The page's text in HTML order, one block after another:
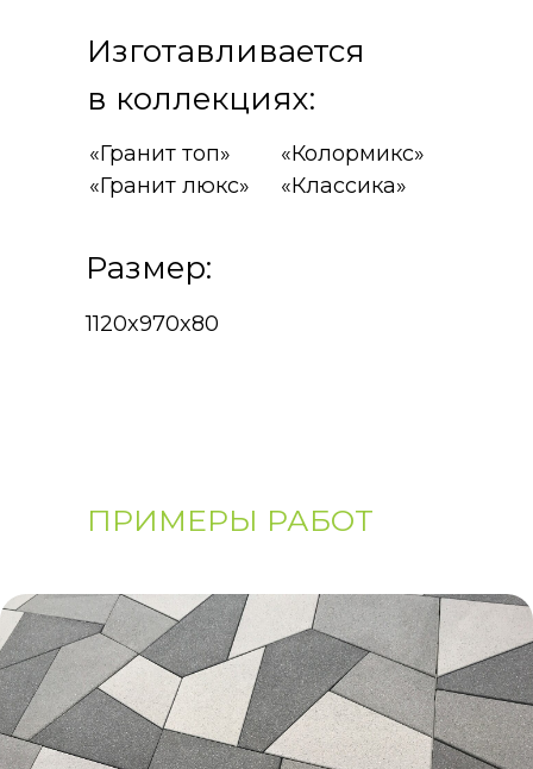
1120x970x80
«Колормикс»
«Классика»
«Гранит топ»
«Гранит люкс»
Размер:
Изготавливается
в коллекциях:
ПРИМЕРЫ РАБОТ